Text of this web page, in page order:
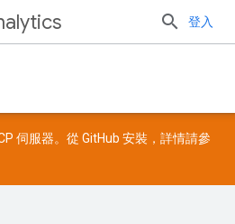
登入
伺服器。從 GitHub 安裝，詳情請參